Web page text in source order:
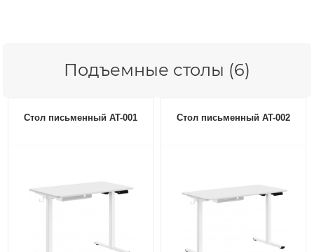
Подъемные столы (6)
Стол письменный AT-001 Стол письменный AT-002